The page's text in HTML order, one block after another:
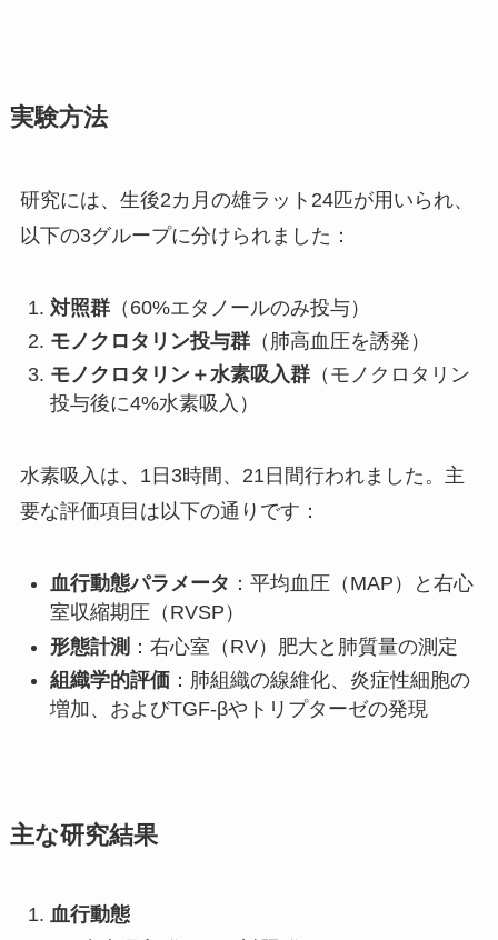
実験方法
研究には、生後2カ月の雄ラット24匹が用いられ、
以下の3グループに分けられました：
対照群（60%エタノールのみ投与）
モノクロタリン投与群（肺高血圧を誘発）
モノクロタリン＋水素吸入群（モノクロタリン
投与後に4%水素吸入）
水素吸入は、1日3時間、21日間行われました。主
要な評価項目は以下の通りです：
血行動態パラメータ ：平均血圧（MAP）と右心
室収縮期圧（RVSP）
形態計測 ：右心室（RV）肥大と肺質量の測定
組織学的評価：肺組織の線維化、炎症性細胞の
増加、およびTGF-βやトリプターゼの発現
主な研究結果
血行動態